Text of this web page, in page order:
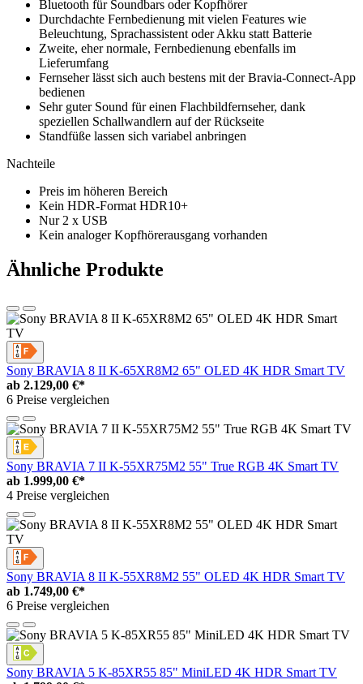
Bluetooth für Soundbars oder Kopfhörer
Durchdachte Fernbedienung mit vielen Features wie
Beleuchtung, Sprachassistent oder Akku statt Batterie
Zweite, eher normale, Fernbedienung ebenfalls im
Lieferumfang
Fernseher lässt sich auch bestens mit der Bravia-Connect-App
bedienen
Sehr guter Sound für einen Flachbildfernseher, dank
speziellen Schallwandlern auf der Rückseite
Standfüße lassen sich variabel anbringen
Nachteile
Preis im höheren Bereich
Kein HDR-Format HDR10+
Nur 2 x USB
Kein analoger Kopfhörerausgang vorhanden
Ähnliche Produkte
Sony BRAVIA 8 II K-65XR8M2 65" OLED 4K HDR Smart TV
ab 2.129,00 €*
6 Preise vergleichen
Sony BRAVIA 7 II K-55XR75M2 55" True RGB 4K Smart TV
ab 1.999,00 €*
4 Preise vergleichen
Sony BRAVIA 8 II K-55XR8M2 55" OLED 4K HDR Smart TV
ab 1.749,00 €*
6 Preise vergleichen
Sony BRAVIA 5 K-85XR55 85" MiniLED 4K HDR Smart TV